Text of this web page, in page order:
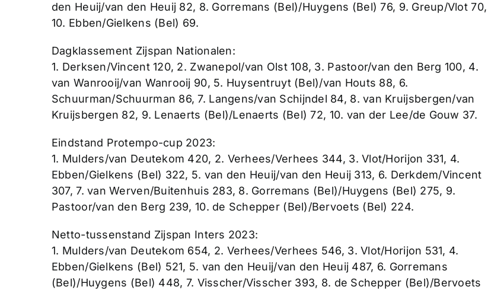
den Heuij/van den Heuij 82, 8. Gorremans (Bel)/Huygens (Bel) 76, 9. Greup/Vlot 70,
10. Ebben/Gielkens (Bel) 69.
Dagklassement Zijspan Nationalen:
1. Derksen/Vincent 120, 2. Zwanepol/van Olst 108, 3. Pastoor/van den Berg 100, 4.
van Wanrooij/van Wanrooij 90, 5. Huysentruyt (Bel)/van Houts 88, 6.
Schuurman/Schuurman 86, 7. Langens/van Schijndel 84, 8. van Kruijsbergen/van
Kruijsbergen 82, 9. Lenaerts (Bel)/Lenaerts (Bel) 72, 10. van der Lee/de Gouw 37.
Eindstand Protempo-cup 2023:
1. Mulders/van Deutekom 420, 2. Verhees/Verhees 344, 3. Vlot/Horijon 331, 4.
Ebben/Gielkens (Bel) 322, 5. van den Heuij/van den Heuij 313, 6. Derkdem/Vincent
307, 7. van Werven/Buitenhuis 283, 8. Gorremans (Bel)/Huygens (Bel) 275, 9.
Pastoor/van den Berg 239, 10. de Schepper (Bel)/Bervoets (Bel) 224.
Netto-tussenstand Zijspan Inters 2023:
1. Mulders/van Deutekom 654, 2. Verhees/Verhees 546, 3. Vlot/Horijon 531, 4.
Ebben/Gielkens (Bel) 521, 5. van den Heuij/van den Heuij 487, 6. Gorremans
(Bel)/Huygens (Bel) 448, 7. Visscher/Visscher 393, 8. de Schepper (Bel)/Bervoets